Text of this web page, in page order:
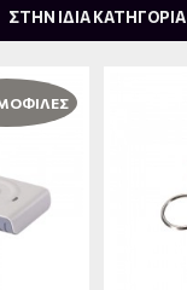
ΣΤΗΝ ΙΔΙΑ ΚΑΤΗΓΟΡΙΑ